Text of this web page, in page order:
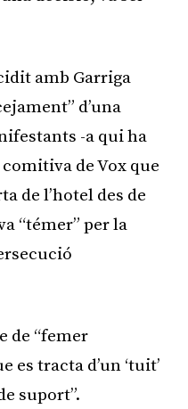
amb Garriga
d’una
-a qui ha
de Vox que
de l’hotel des de
“témer” per la
de “femer
tracta d’un ‘tuit’
suport”.